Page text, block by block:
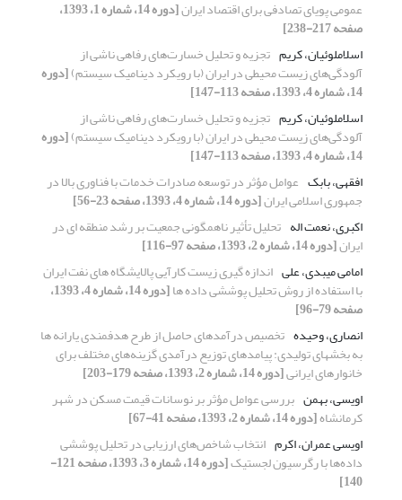
عمومی پویای تصادفی برای اقتصاد ایران [دوره 14، شماره 1، 1393،
صفحه 217-238]
اسلاملوئیان، کریم تجزیه و تحلیل خسارت‌های رفاهی ناشی از
آلودگی‌های زیست محیطی در ایران (با رویکرد دینامیک سیستم)[دوره
14، شماره 4، 1393، صفحه 113-147]
اسلاملوئیان، کریم تجزیه و تحلیل خسارت‌های رفاهی ناشی از
آلودگی‌های زیست محیطی در ایران (با رویکرد دینامیک سیستم)[دوره
14، شماره 4، 1393، صفحه 113-147]
افقهی، بابک عوامل مؤثر در توسعه صادرات خدمات با فناوری بالا در
جمهوری اسلامی ایران[دوره 14، شماره 4، 1393، صفحه 23-56]
اکبری، نعمت اله تحلیل تأثیر ناهمگونی جمعیت بر رشد منطقه ای در
ایران[دوره 14، شماره 2، 1393، صفحه 97-116]
امامی میبدی، علی اندازه گیری زیست کارآیی پالایشگاه های نفت ایران
با استفاده از روش تحلیل پوششی داده ها [دوره 14، شماره 4، 1393،
صفحه 79-96]
انصاری، وحیده تخصیص درآمدهای حاصل از طرح هدفمندی یارانه ها
به بخشهای تولیدی: پیامدهای توزیع درآمدی گزینه‌های مختلف برای
خانوارهای ایرانی[دوره 14، شماره 2، 1393، صفحه 179-203]
اویسی، بهمن بررسی عوامل مؤثر بر نوسانات قیمت مسکن در شهر
کرمانشاه[دوره 14، شماره 2، 1393، صفحه 41-67]
اویسی عمران، اکرم انتخاب شاخص‌های ارزیابی در تحلیل پوششی
داده‌ها با رگرسیون لجستیک [دوره 14، شماره 3، 1393، صفحه 121-
140]